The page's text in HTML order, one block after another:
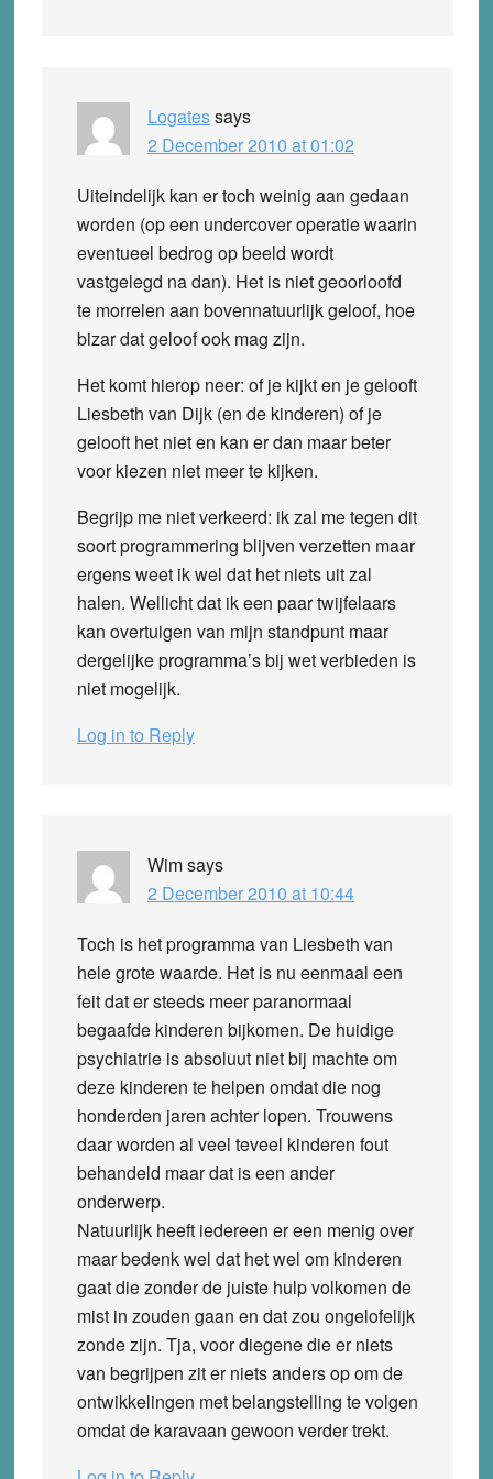
Logatessays
2 December 2010 at 01:02
Uiteindelijk kan er toch weinig aan gedaan
worden (op een undercover operatie waarin
eventueel bedrog op beeld wordt
vastgelegd na dan). Het is niet geoorloofd
te morrelen aan bovennatuurlijk geloof, hoe
bizar dat geloof ook mag zijn.
Het komt hierop neer: of je kijkt en je gelooft
Liesbeth van Dijk (en de kinderen) of je
gelooft het niet en kan er dan maar beter
voor kiezen niet meer te kijken.
Begrijp me niet verkeerd: ik zal me tegen dit
soort programmering blijven verzetten maar
ergens weet ik wel dat het niets uit zal
halen. Wellicht dat ik een paar twijfelaars
kan overtuigen van mijn standpunt maar
dergelijke programma’s bij wet verbieden is
niet mogelijk.
Log in to Reply
Wimsays
2 December 2010 at 10:44
Toch is het programma van Liesbeth van
hele grote waarde. Het is nu eenmaal een
feit dat er steeds meer paranormaal
begaafde kinderen bijkomen. De huidige
psychiatrie is absoluut niet bij machte om
deze kinderen te helpen omdat die nog
honderden jaren achter lopen. Trouwens
daar worden al veel teveel kinderen fout
behandeld maar dat is een ander
onderwerp.
Natuurlijk heeft iedereen er een menig over
maar bedenk wel dat het wel om kinderen
gaat die zonder de juiste hulp volkomen de
mist in zouden gaan en dat zou ongelofelijk
zonde zijn. Tja, voor diegene die er niets
van begrijpen zit er niets anders op om de
ontwikkelingen met belangstelling te volgen
omdat de karavaan gewoon verder trekt.